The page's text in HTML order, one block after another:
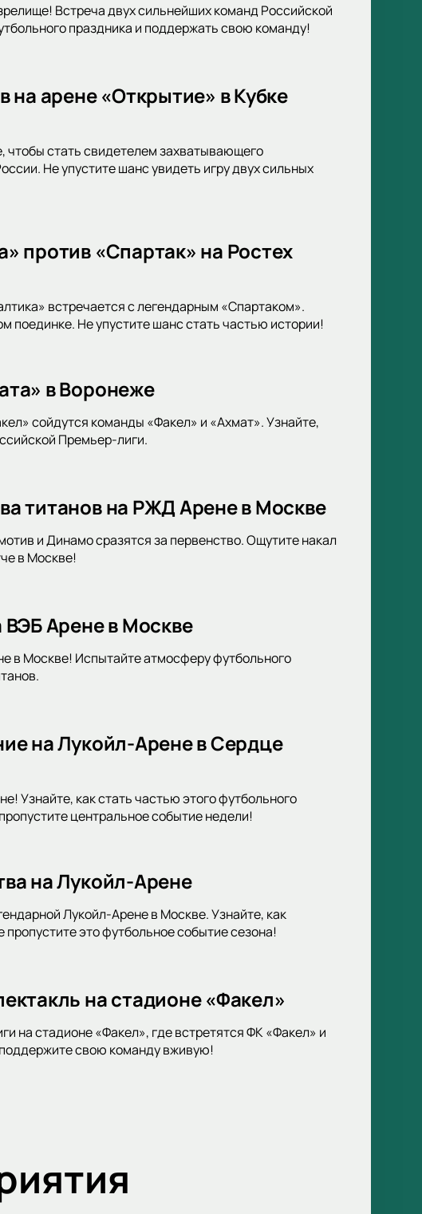
Встреча двух сильнейших команд Российской
праздника и поддержать свою команду!
на арене «Открытие» в Кубке
чтобы стать свидетелем захватывающего
Не упустите шанс увидеть игру двух сильных
против «Спартак» на Ростех
встречается с легендарным «Спартаком».
Не упустите шанс стать частью истории!
в Воронеже
сойдутся команды «Факел» и «Ахмат». Узнайте,
Премьер-лиги.
титанов на РЖД Арене в Москве
и Динамо сразятся за первенство. Ощутите накал
в Москве!
Арене в Москве
в Москве! Испытайте атмосферу футбольного
на Лукойл-Арене в Сердце
Узнайте, как стать частью этого футбольного
центральное событие недели!
на Лукойл-Арене
Лукойл-Арене в Москве. Узнайте, как
это футбольное событие сезона!
на стадионе «Факел»
на стадионе «Факел», где встретятся ФК «Факел» и
свою команду вживую!